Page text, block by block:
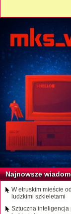
Najnowsze
W etruskim mieście
ludzkimi szkieletami
Sztuczna inteligencja